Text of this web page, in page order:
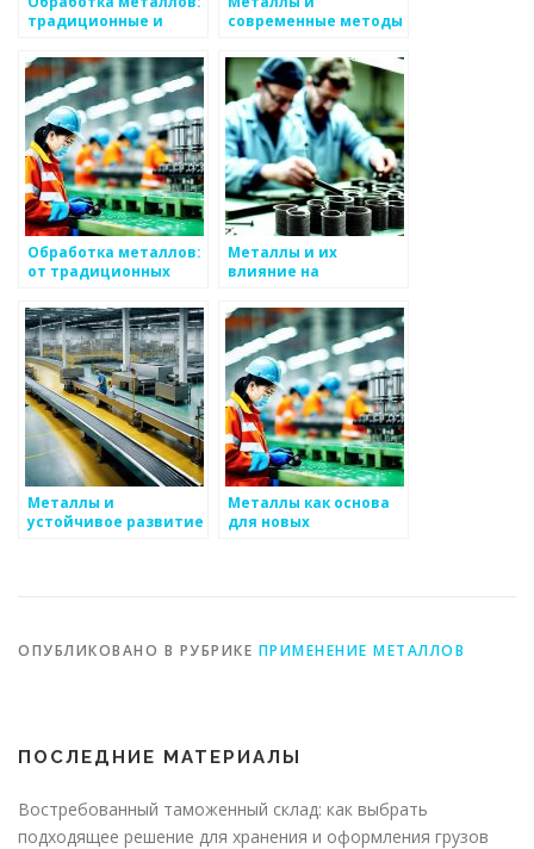
традиционные и
современные методы
Обработка металлов:
от традиционных
печати
Металлы и их
влияние на
мнение
Металлы и
устойчивое развитие
Металлы как основа
для новых
ОПУБЛИКОВАНО В РУБРИКЕ ПРИМЕНЕНИЕ МЕТАЛЛОВ
ПОСЛЕДНИЕ МАТЕРИАЛЫ
Востребованный таможенный склад: как выбрать
подходящее решение для хранения и оформления грузов